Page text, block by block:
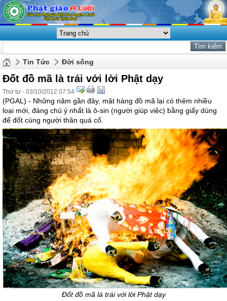
Tin Tức Đời sống
Đốt đồ mã là trái với lời Phật dạy
Thứ tư - 03/10/2012 07:54
(PGAL) - Những năm gần đây, mặt hàng đồ mã lại có thêm nhiều
loại mới, đáng chú ý nhất là ô-sin (người giúp việc) bằng giấy dùng
để đốt cúng người thân quá cố.
Đốt đồ mã là trái với lời Phật dạy